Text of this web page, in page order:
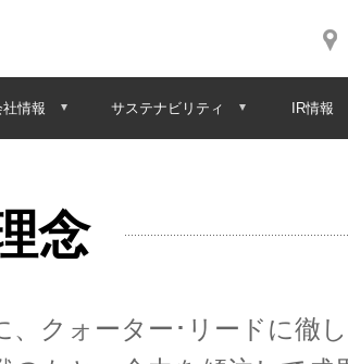
社情報 サステナビリティ IR情報
念
クォーター･リードに徹